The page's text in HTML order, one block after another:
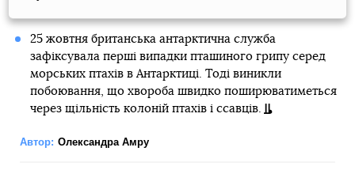
25 жовтня британська антарктична служба
зафіксувала перші випадки пташиного грипу серед
морських птахів в Антарктиці. Тоді виникли
побоювання, що хвороба швидко поширюватиметься
через щільність колоній птахів і ссавців.
Автор: Олександра Амру